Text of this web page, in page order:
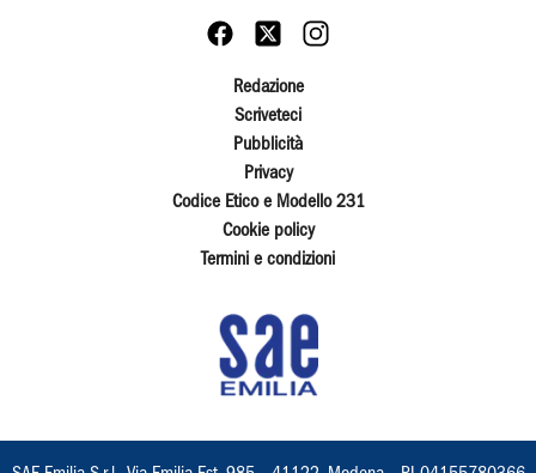
Redazione
Scriveteci
Pubblicità
Privacy
Codice Etico e Modello 231
Cookie policy
Termini e condizioni